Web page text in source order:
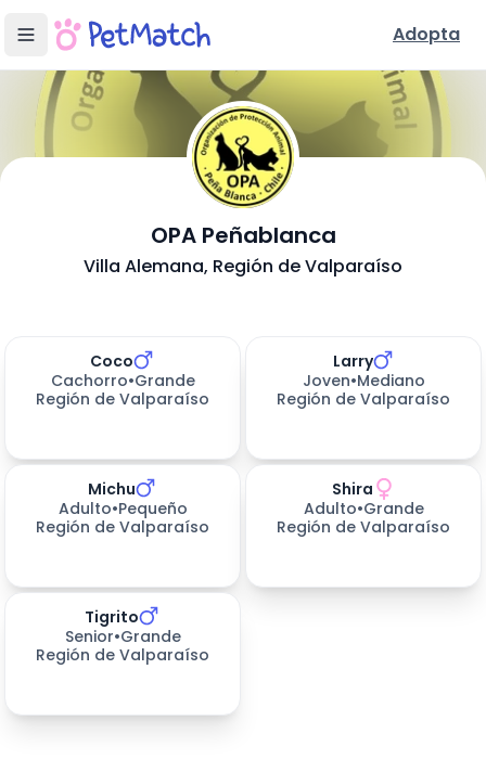
Adopta
OPA Peñablanca- Adopción
Conoce Nuestra Fundación
Villa Alemana, Región de Valparaíso
días esperando
Coco
Cachorro•Grande
Región de Valparaíso
días esperando
Larry
Joven•Mediano
Región de Valparaíso
días esperando
Michu
Adulto•Pequeño
Región de Valparaíso
días esperando
Shira
Adulto•Grande
Región de Valparaíso
días esperando
Tigrito
Senior•Grande
Región de Valparaíso